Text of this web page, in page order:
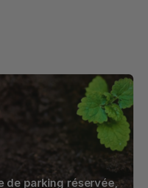
de parking réservée,